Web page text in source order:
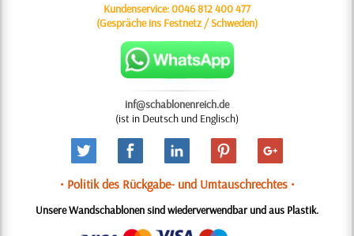
Kundenservice:0046 812 400 477
(Gespräche ins Festnetz / Schweden)
inf@schablonenreich.de
(ist in Deutsch und Englisch)
• Politik des Rückgabe- und Umtauschrechtes •
Unsere Wandschablonen sind wiederverwendbar und aus Plastik.